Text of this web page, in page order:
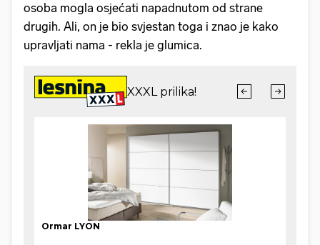
osoba mogla osjećati napadnutom od strane
drugih. Ali, on je bio svjestan toga i znao je kako
upravljati nama - rekla je glumica.